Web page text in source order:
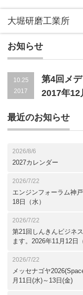
お知らせ
10.25
2017
第4回メ
2017年12
最近のお知らせ
2026/8/6
2027カレンダー
2026/7/22
エンジンフォーラム神
18日（水）
2026/7/22
第21回しんきんビジネ
ます。2026年11月12日
2026/7/22
メッセナゴヤ
月11日(水)～13日(金)